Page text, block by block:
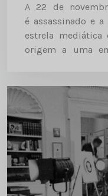
A 22 de
é assassinado e
estrela mediática
origem a uma